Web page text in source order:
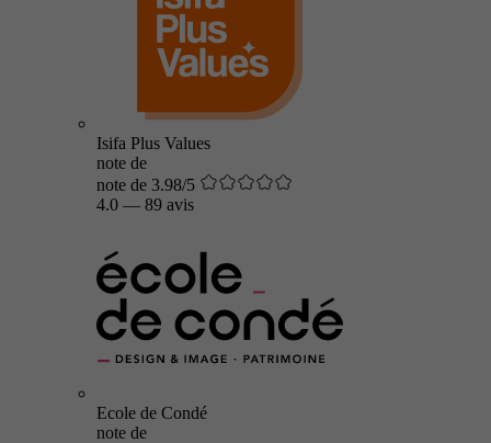
Isifa Plus Values
note de
note de 3.98/5
4.0 — 89 avis
Ecole de Condé
note de